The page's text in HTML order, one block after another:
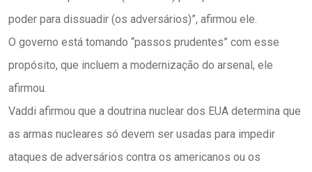
poder para dissuadir (os adversários)”, afirmou ele.
O governo está tomando “passos prudentes” com esse
propósito, que incluem a modernização do arsenal, ele
afirmou.
Vaddi afirmou que a doutrina nuclear dos EUA determina que
as armas nucleares só devem ser usadas para impedir
ataques de adversários contra os americanos ou os